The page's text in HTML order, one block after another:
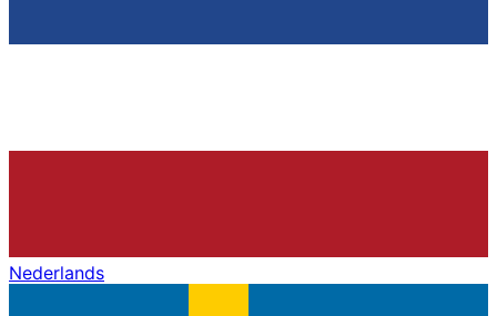
Nederlands